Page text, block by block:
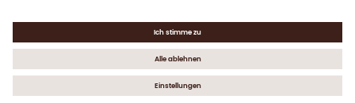
©2026 Octapharma GmbH